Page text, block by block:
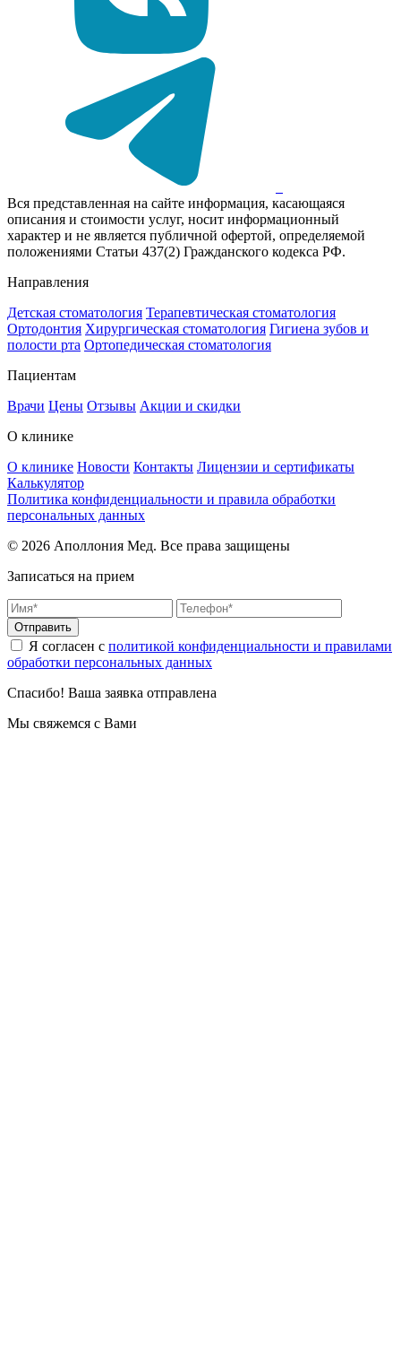
Вся представленная на сайте информация, касающаяся
описания и стоимости услуг, носит информационный
характер и не является публичной офертой, определяемой
положениями Статьи 437(2) Гражданского кодекса РФ.
Направления
Детская стоматология Терапевтическая стоматология
Ортодонтия Хирургическая стоматология Гигиена зубов и
полости рта Ортопедическая стоматология
Пациентам
Врачи Цены Отзывы Акции и скидки
О клинике
О клинике Новости Контакты Лицензии и сертификаты
Калькулятор
Политика конфиденциальности и правила обработки
персональных данных
© 2026 Аполлония Мед. Все права защищены
Записаться на прием
Отправить
Я согласен с политикой конфиденциальности и правилами
обработки персональных данных
Спасибо! Ваша заявка отправлена
Мы свяжемся с Вами